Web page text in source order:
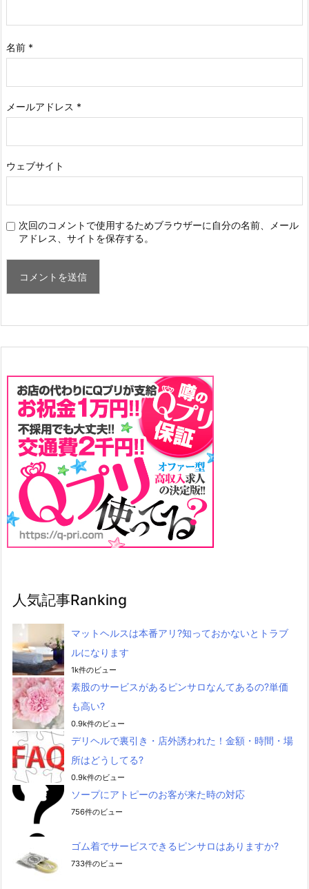
名前 *
メールアドレス *
ウェブサイト
次回のコメントで使用するためブラウザーに自分の名前、メール
アドレス、サイトを保存する。
人気記事Ranking
マットヘルスは本番アリ?知っておかないとトラブ
ルになります
1k件のビュー
素股のサービスがあるピンサロなんてあるの?単価
も高い?
0.9k件のビュー
デリヘルで裏引き・店外誘われた！金額・時間・場
所はどうしてる?
0.9k件のビュー
ソープにアトピーのお客が来た時の対応
756件のビュー
ゴム着でサービスできるピンサロはありますか?
733件のビュー